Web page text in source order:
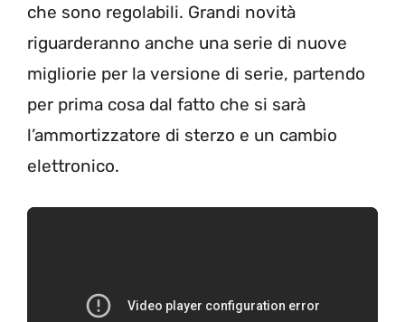
che sono regolabili. Grandi novità
riguarderanno anche una serie di nuove
migliorie per la versione di serie, partendo
per prima cosa dal fatto che si sarà
l’ammortizzatore di sterzo e un cambio
elettronico.